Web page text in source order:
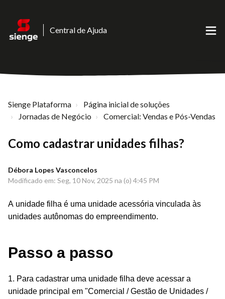
Central de Ajuda
Sienge Plataforma
Página inicial de soluções
Jornadas de Negócio
Comercial: Vendas e Pós-Vendas
Como cadastrar unidades filhas?
Débora Lopes Vasconcelos
Modificado em: Seg, 10 Nov, 2025 na (o) 4:45 PM
A unidade filha é uma unidade acessória vinculada às
unidades autônomas do empreendimento.
Passo a passo
1. Para cadastrar uma unidade filha deve acessar a
unidade principal em "Comercial / Gestão de Unidades /